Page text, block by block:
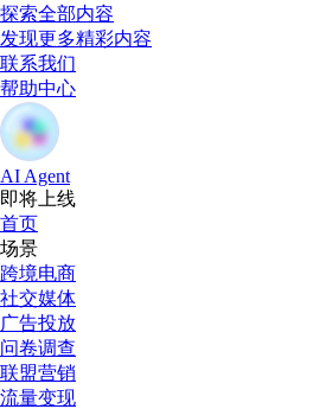
探索全部内容
发现更多精彩内容
联系我们
帮助中心
AI Agent
即将上线
首页
场景
跨境电商
社交媒体
广告投放
问卷调查
联盟营销
流量变现